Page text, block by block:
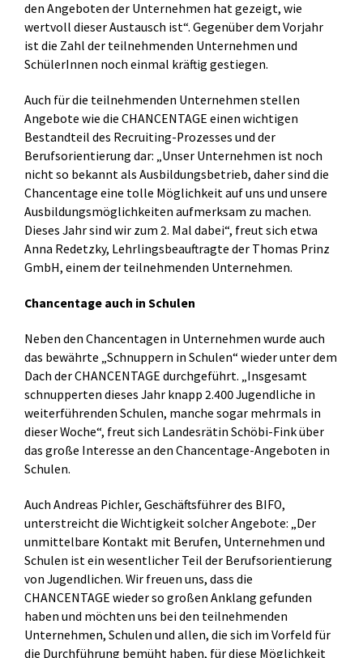
den Angeboten der Unternehmen hat gezeigt, wie
wertvoll dieser Austausch ist“. Gegenüber dem Vorjahr
ist die Zahl der teilnehmenden Unternehmen und
SchülerInnen noch einmal kräftig gestiegen.
Auch für die teilnehmenden Unternehmen stellen
Angebote wie die CHANCENTAGE einen wichtigen
Bestandteil des Recruiting-Prozesses und der
Berufsorientierung dar: „Unser Unternehmen ist noch
nicht so bekannt als Ausbildungsbetrieb, daher sind die
Chancentage eine tolle Möglichkeit auf uns und unsere
Ausbildungsmöglichkeiten aufmerksam zu machen.
Dieses Jahr sind wir zum 2. Mal dabei“, freut sich etwa
Anna Redetzky, Lehrlingsbeauftragte der Thomas Prinz
GmbH, einem der teilnehmenden Unternehmen.
Chancentage auch in Schulen
Neben den Chancentagen in Unternehmen wurde auch
das bewährte „Schnuppern in Schulen“ wieder unter dem
Dach der CHANCENTAGE durchgeführt. „Insgesamt
schnupperten dieses Jahr knapp 2.400 Jugendliche in
weiterführenden Schulen, manche sogar mehrmals in
dieser Woche“, freut sich Landesrätin Schöbi-Fink über
das große Interesse an den Chancentage-Angeboten in
Schulen.
Auch Andreas Pichler, Geschäftsführer des BIFO,
unterstreicht die Wichtigkeit solcher Angebote: „Der
unmittelbare Kontakt mit Berufen, Unternehmen und
Schulen ist ein wesentlicher Teil der Berufsorientierung
von Jugendlichen. Wir freuen uns, dass die
CHANCENTAGE wieder so großen Anklang gefunden
haben und möchten uns bei den teilnehmenden
Unternehmen, Schulen und allen, die sich im Vorfeld für
die Durchführung bemüht haben, für diese Möglichkeit